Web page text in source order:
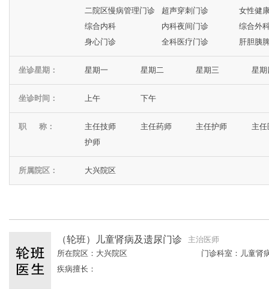
二院区慢病管理门诊
超声穿刺门诊
女性健
综合内科
内科夜间门诊
综合外
身心门诊
全科医疗门诊 肝胆胰
坐诊星期： 星期一 星期二 星期三 星期
坐诊时间： 上午 下午
职 称： 主任技师 主任药师 主任护师
主任
护师
所属院区： 大兴院区
（轮班）儿童肾病及遗尿门诊
主治医师
所在院区：大兴院区
门诊科室：儿童肾
疾病擅长：